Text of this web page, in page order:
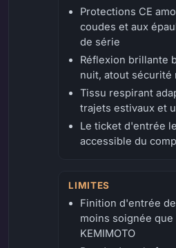
Protections CE
coudes et aux
de série
Réflexion brillante
nuit, atout sécurité
Tissu respirant
trajets estivaux et
Le ticket d'entrée
accessible du
LIMITES
Finition d'entrée
moins soignée que
KEMIMOTO